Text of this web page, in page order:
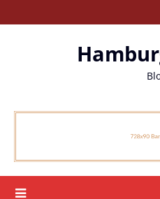
to